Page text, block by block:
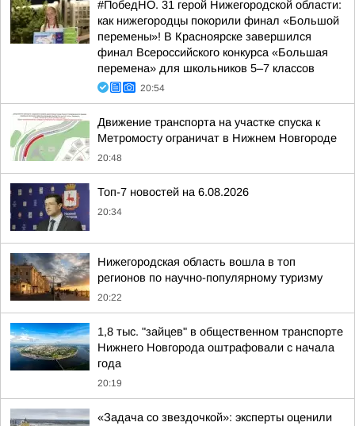
#ПобедНО. 31 герой Нижегородской области:
как нижегородцы покорили финал «Большой
перемены»! В Красноярске завершился
финал Всероссийского конкурса «Большая
перемена» для школьников 5–7 классов
20:54
Движение транспорта на участке спуска к
Метромосту ограничат в Нижнем Новгороде
20:48
Топ-7 новостей на 6.08.2026
20:34
Нижегородская область вошла в топ
регионов по научно-популярному туризму
20:22
1,8 тыс. "зайцев" в общественном транспорте
Нижнего Новгорода оштрафовали с начала
года
20:19
«Задача со звездочкой»: эксперты оценили